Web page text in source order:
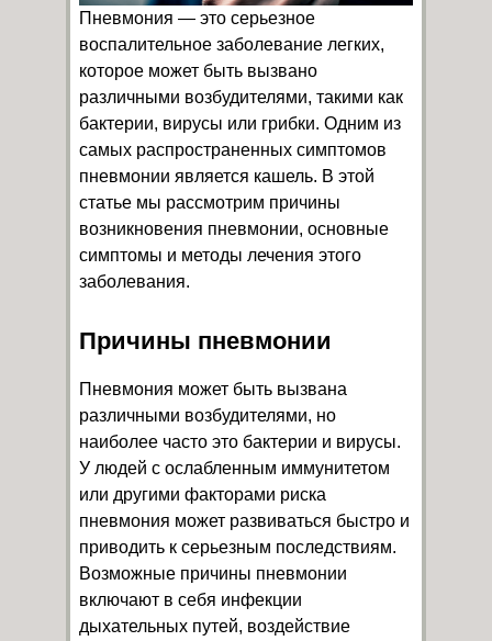
Пневмония — это серьезное
воспалительное заболевание легких,
которое может быть вызвано
различными возбудителями, такими как
бактерии, вирусы или грибки. Одним из
самых распространенных симптомов
пневмонии является кашель. В этой
статье мы рассмотрим причины
возникновения пневмонии, основные
симптомы и методы лечения этого
заболевания.
Причины пневмонии
Пневмония может быть вызвана
различными возбудителями, но
наиболее часто это бактерии и вирусы.
У людей с ослабленным иммунитетом
или другими факторами риска
пневмония может развиваться быстро и
приводить к серьезным последствиям.
Возможные причины пневмонии
включают в себя инфекции
дыхательных путей, воздействие